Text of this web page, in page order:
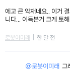
에고 큰 악재네요.. 이거
니다... 이득본거 크게 토
로봇이미래 한 달 전
@로봇이미래 그